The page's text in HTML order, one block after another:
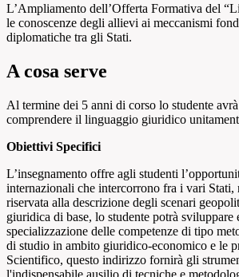
L’Ampliamento dell’Offerta Formativa del
le conoscenze degli allievi ai meccanismi
diplomatiche tra gli Stati.
A cosa serve
Al termine dei 5 anni di corso lo studente
comprendere il linguaggio giuridico
Obiettivi Specifici
L’insegnamento offre agli studenti
internazionali che intercorrono fra i vari
riservata alla descrizione degli scenari
giuridica di base, lo studente potrà
specializzazione delle competenze di tipo
di studio in ambito giuridico-economico e le
Scientifico, questo indirizzo fornirà gli
l'indispensabile ausilio di tecniche e